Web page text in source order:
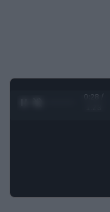
0:29 /